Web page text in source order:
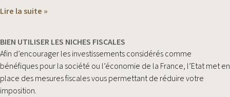
Lire la suite »
BIEN UTILISER LES NICHES FISCALES
Afin d’encourager les investissements considérés comme
bénéfiques pour la société ou l’économie de la France, l’Etat met en
place des mesures fiscales vous permettant de réduire votre
imposition.